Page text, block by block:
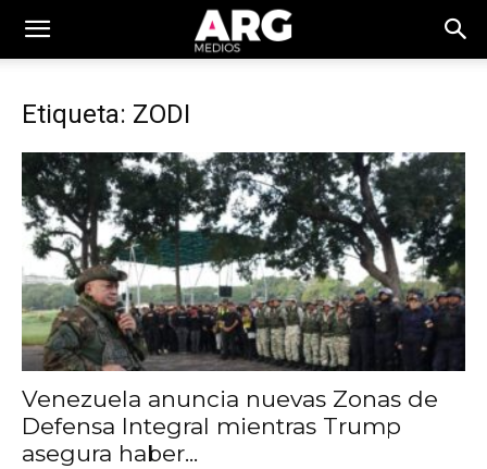
Etiqueta: ZODI
Venezuela anuncia nuevas Zonas de
Defensa Integral mientras Trump
asegura haber...